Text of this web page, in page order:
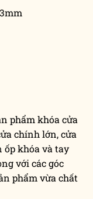
phẩm khóa cửa
chính lớn, cửa
ốp khóa và tay
với các góc
phẩm vừa chất